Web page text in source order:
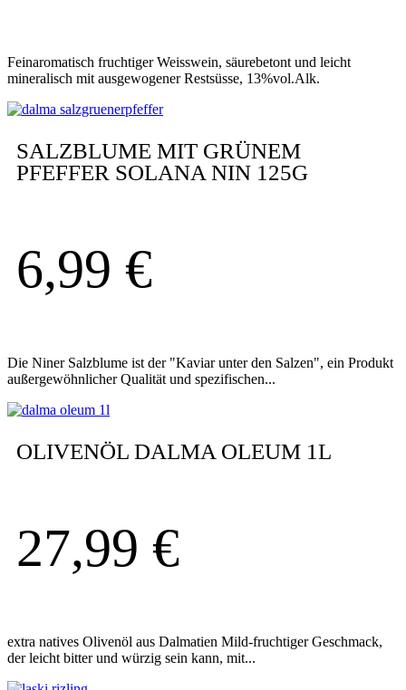
Feinaromatisch fruchtiger Weisswein, säurebetont und leicht
mineralisch mit ausgewogener Restsüsse, 13%vol.Alk.
SALZBLUME MIT GRÜNEM
PFEFFER SOLANA NIN 125G
6,99 €
Die Niner Salzblume ist der "Kaviar unter den Salzen", ein Produkt
außergewöhnlicher Qualität und spezifischen...
OLIVENÖL DALMA OLEUM 1L
27,99 €
extra natives Olivenöl aus Dalmatien Mild-fruchtiger Geschmack,
der leicht bitter und würzig sein kann, mit...